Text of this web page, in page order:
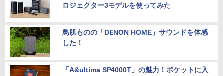
ロジェクター3モデルを使ってみた
鳥肌ものの「DENON HOME」サウンドを体感
した！
「A&ultima SP4000T」の魅力！ポケットに入